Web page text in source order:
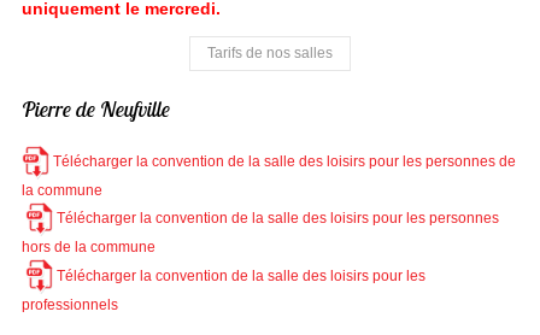
uniquement le mercredi.
Tarifs de nos salles
Pierre de Neufville
Télécharger la convention de la salle des loisirs pour les personnes de
la commune
Télécharger la convention de la salle des loisirs pour les personnes
hors de la commune
Télécharger la convention de la salle des loisirs pour les
professionnels